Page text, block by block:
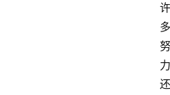
许
多
努
力
还